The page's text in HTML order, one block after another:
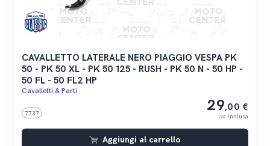
CAVALLETTO LATERALE NERO PIAGGIO VESPA PK
50 - PK 50 XL - PK 50 125 - RUSH - PK 50 N - 50 HP -
50 FL - 50 FL2 HP
Cavalletti & Parti
7737 29,00 €
iva inclusa
Aggiungi al carrello